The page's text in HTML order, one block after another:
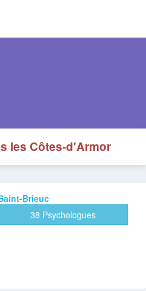
les Côtes-d'Armor
Brieuc
38 Psychologues